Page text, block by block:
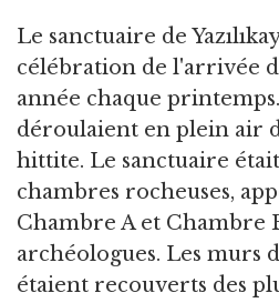
Le sanctuaire de
célébration de l'arrivée
année chaque
déroulaient en plein air
hittite. Le sanctuaire
chambres rocheuses,
Chambre A et Chambre
archéologues. Les murs
étaient recouverts des